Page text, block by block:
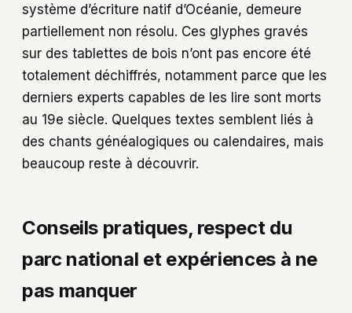
système d’écriture natif d’Océanie, demeure
partiellement non résolu. Ces glyphes gravés
sur des tablettes de bois n’ont pas encore été
totalement déchiffrés, notamment parce que les
derniers experts capables de les lire sont morts
au 19e siècle. Quelques textes semblent liés à
des chants généalogiques ou calendaires, mais
beaucoup reste à découvrir.
Conseils pratiques, respect du
parc national et expériences à ne
pas manquer